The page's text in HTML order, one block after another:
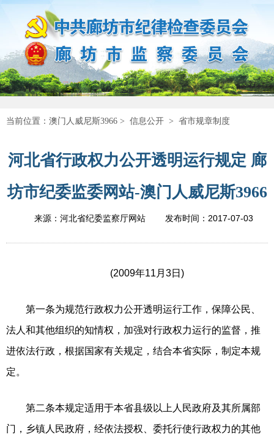
当前位置： 澳门人威尼斯3966 > 信息公开 > 省市规章制度
河北省行政权力公开透明运行规定 廊
坊市纪委监委网站-澳门人威尼斯3966
来源：河北省纪委监察厅网站 发布时间： 2017-07-03
(2009年11月3日)
第一条为规范行政权力公开透明运行工作，保障公民、
法人和其他组织的知情权，加强对行政权力运行的监督，推
进依法行政，根据国家有关规定，结合本省实际，制定本规
定。
第二条本规定适用于本省县级以上人民政府及其所属部
门，乡镇人民政府，经依法授权、委托行使行政权力的其他